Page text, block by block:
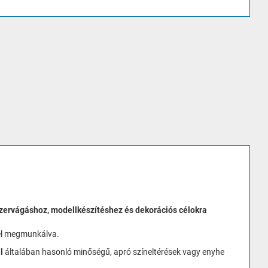
modellkészítéshez és dekorációs célokra
megmunkálva.
általában hasonló minőségű, apró színeltérések vagy enyhe